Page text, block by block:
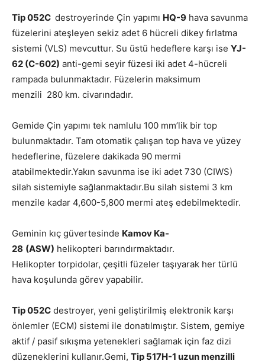
Tip 052C destroyerinde Çin yapımı HQ-9 hava savunma
füzelerini ateşleyen sekiz adet 6 hücreli dikey fırlatma
sistemi (VLS) mevcuttur. Su üstü hedeflere karşı ise YJ-
62 (C-602) anti-gemi seyir füzesi iki adet 4-hücreli
rampada bulunmaktadır. Füzelerin maksimum
menzili 280 km. civarındadır.
Gemide Çin yapımı tek namlulu 100 mm’lik bir top
bulunmaktadır. Tam otomatik çalışan top hava ve yüzey
hedeflerine, füzelere dakikada 90 mermi
atabilmektedir.Yakın savunma ise iki adet 730 (CIWS)
silah sistemiyle sağlanmaktadır.Bu silah sistemi 3 km
menzile kadar 4,600-5,800 mermi ateş edebilmektedir.
Geminin kıç güvertesinde Kamov Ka-
28 (ASW) helikopteri barındırmaktadır.
Helikopter torpidolar, çeşitli füzeler taşıyarak her türlü
hava koşulunda görev yapabilir.
Tip 052C destroyer, yeni geliştirilmiş elektronik karşı
önlemler (ECM) sistemi ile donatılmıştır. Sistem, gemiye
aktif / pasif sıkışma yetenekleri sağlamak için faz dizi
düzeneklerini kullanır.Gemi, Tip 517H-1 uzun menzilli